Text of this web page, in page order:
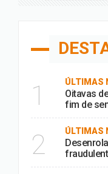
1 ÚLTIMAS
Oitavas
fim de
2 ÚLTIMAS